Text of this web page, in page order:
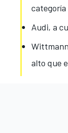
categoría
Audi, a
alto que